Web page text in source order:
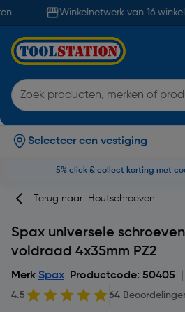
Winkelnetwerk van 16 winkels
Selecteer een vestiging
5% click & collect korting met
Terug naar Houtschroeven
Spax universele
voldraad 4x35mm PZ2
Merk Spax Productcode: 50405
4.5 64